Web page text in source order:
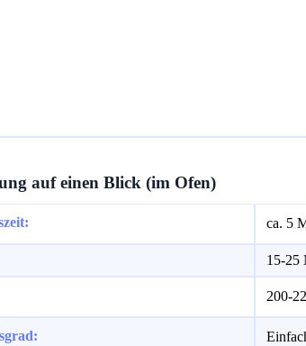
auf einen Blick (im Ofen)
ca. 5
15-25
200-